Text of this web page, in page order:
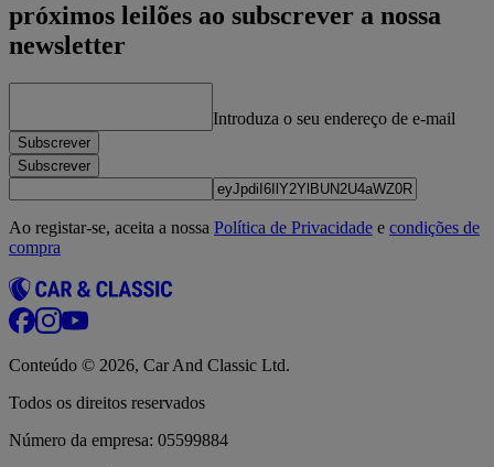
próximos leilões ao subscrever a nossa
newsletter
Introduza o seu endereço de e‑mail
Subscrever
Subscrever
Ao registar-se, aceita a nossa Política de Privacidade e condições de
compra
Conteúdo © 2026, Car And Classic Ltd.
Todos os direitos reservados
Número da empresa: 05599884